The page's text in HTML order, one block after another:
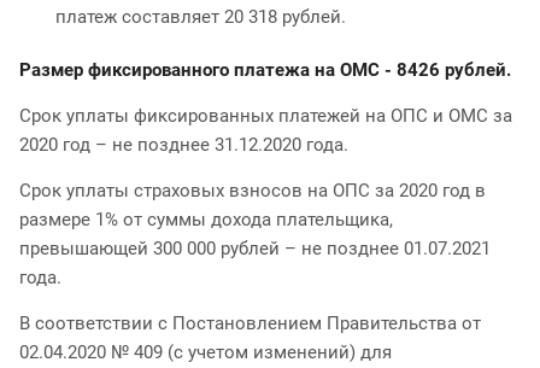
платеж составляет 20 318 рублей.
Размер фиксированного платежа на ОМС - 8426 рублей.
Срок уплаты фиксированных платежей на ОПС и ОМС за
2020 год – не позднее 31.12.2020 года.
Срок уплаты страховых взносов на ОПС за 2020 год в
размере 1% от суммы дохода плательщика,
превышающей 300 000 рублей – не позднее 01.07.2021
года.
В соответствии с Постановлением Правительства от
02.04.2020 № 409 (с учетом изменений) для